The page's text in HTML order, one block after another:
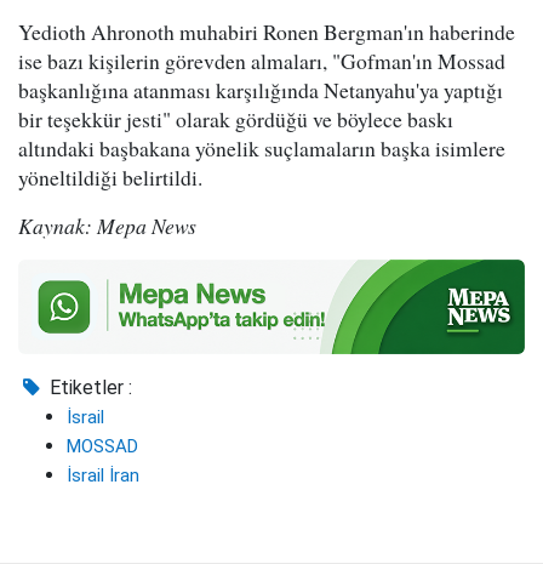
Yedioth Ahronoth muhabiri Ronen Bergman'ın haberinde
ise bazı kişilerin görevden almaları, "Gofman'ın Mossad
başkanlığına atanması karşılığında Netanyahu'ya yaptığı
bir teşekkür jesti" olarak gördüğü ve böylece baskı
altındaki başbakana yönelik suçlamaların başka isimlere
yöneltildiği belirtildi.
Kaynak: Mepa News
Etiketler :
İsrail
MOSSAD
İsrail İran